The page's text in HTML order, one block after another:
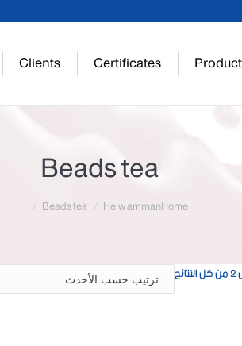
Certificates
Clients
Beads tea
Home
Helw amman
Beads tea
تم
الفرز